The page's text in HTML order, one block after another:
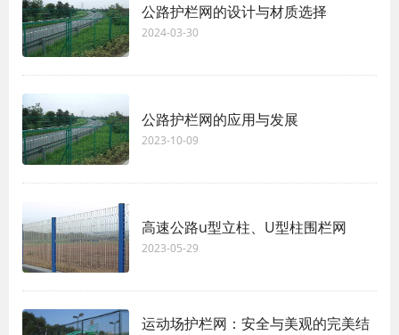
公路护栏网的设计与材质选择
2024-03-30
公路护栏网的应用与发展
2023-10-09
高速公路u型立柱、U型柱围栏网
2023-05-29
运动场护栏网：安全与美观的完美结